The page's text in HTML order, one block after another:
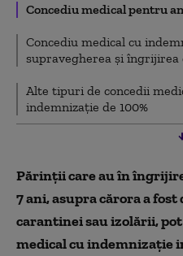
Concediu medical pentru
Concediu medical cu
supravegherea și îngrijirea
Alte tipuri de concedii
indemnizație de 100%
Părinții care au în
7 ani, asupra cărora a
carantinei sau izolării,
medical cu indemnizație